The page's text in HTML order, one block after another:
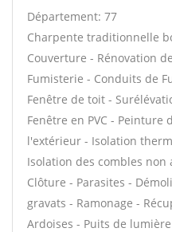
Département: 77
Charpente traditionnelle
Couverture - Rénovation
Fumisterie - Conduits de
Fenêtre de toit -
Fenêtre en PVC -
l'extérieur - Isolation
Isolation des combles non
Clôture - Parasites -
gravats - Ramonage -
Ardoises - Puits de